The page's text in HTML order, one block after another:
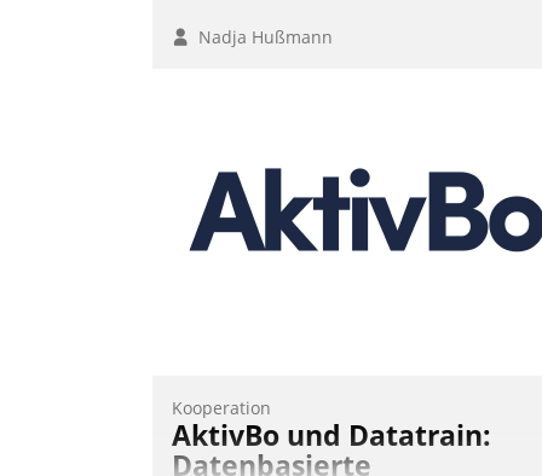
Nadja Hußmann
Kooperation
AktivBo und Datatrain:
Datenbasierte